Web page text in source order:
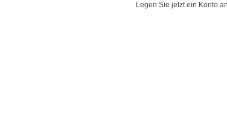
Legen Sie jetzt ein Konto